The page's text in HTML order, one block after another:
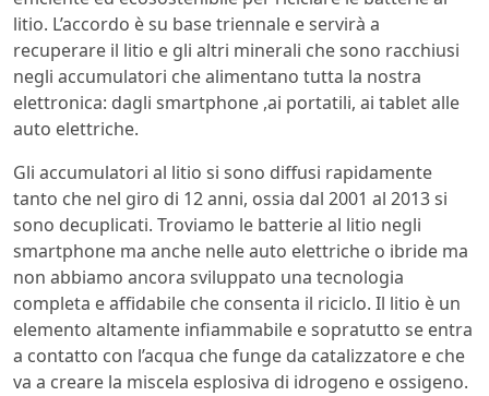
litio. L’accordo è su base triennale e servirà a
recuperare il litio e gli altri minerali che sono racchiusi
negli accumulatori che alimentano tutta la nostra
elettronica: dagli smartphone ,ai portatili, ai tablet alle
auto elettriche.
Gli accumulatori al litio si sono diffusi rapidamente
tanto che nel giro di 12 anni, ossia dal 2001 al 2013 si
sono decuplicati. Troviamo le batterie al litio negli
smartphone ma anche nelle auto elettriche o ibride ma
non abbiamo ancora sviluppato una tecnologia
completa e affidabile che consenta il riciclo. Il litio è un
elemento altamente infiammabile e sopratutto se entra
a contatto con l’acqua che funge da catalizzatore e che
va a creare la miscela esplosiva di idrogeno e ossigeno.